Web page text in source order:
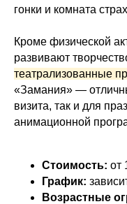
гонки и комната
Кроме физической
развивают
театрализованные
«Замания» —
визита, так и для
анимационной
Стоимость: от
График:
Возрастные